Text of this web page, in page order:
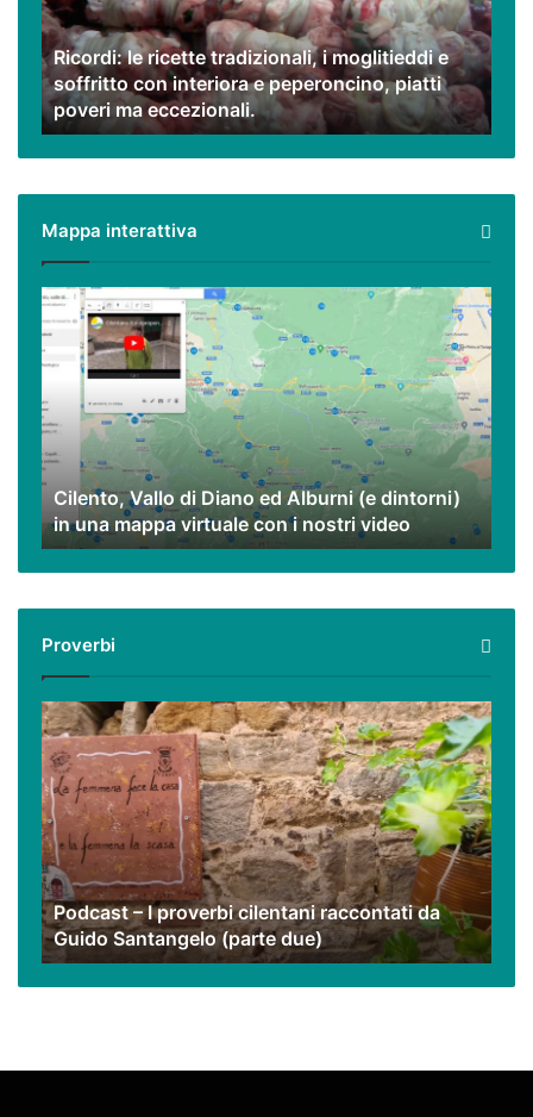
moglitieddi
e
soffritto
con
interiora
e
peperoncino,
ma
eccezionali.
Ricordi: le ricette tradizionali, i moglitieddi e
soffritto con interiora e peperoncino, piatti
poveri ma eccezionali.
Mappa interattiva
Cilento,
Vallo
di
Diano
ed
Alburni
(e
dintorni)
una
mappa
virtuale
nostri
video
Cilento, Vallo di Diano ed Alburni (e dintorni)
in una mappa virtuale con i nostri video
Proverbi
Podcast
–
I
proverbi
cilentani
raccontati
da
Guido
Santangelo
(parte
due)
Podcast – I proverbi cilentani raccontati da
Guido Santangelo (parte due)